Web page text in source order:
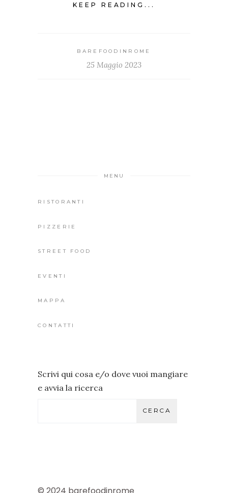
KEEP READING...
BAREFOODINROME
25 Maggio 2023
MENU
RISTORANTI
PIZZERIE
STREET FOOD
EVENTI
MAPPA
CONTATTI
Scrivi qui cosa e/o dove vuoi mangiare
e avvia la ricerca
CERCA
© 2024 barefoodinrome